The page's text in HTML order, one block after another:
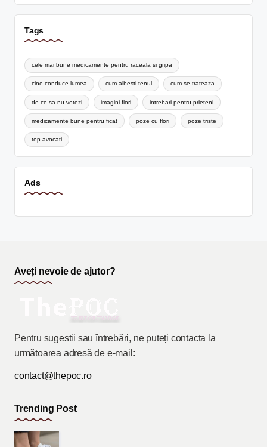
Tags
cele mai bune medicamente pentru raceala si gripa
cine conduce lumea cum albesti tenul cum se trateaza
de ce sa nu votezi imagini flori intrebari pentru prieteni
medicamente bune pentru ficat poze cu flori poze triste
top avocati
Ads
Aveți nevoie de ajutor?
Pentru sugestii sau întrebări, ne puteți contacta la
următoarea adresă de e-mail:
contact@thepoc.ro
Trending Post